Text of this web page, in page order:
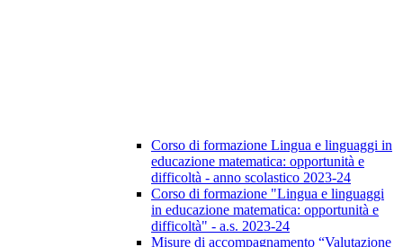
Corso di formazione Lingua e linguaggi in
educazione matematica: opportunità e
difficoltà - anno scolastico 2023-24
Corso di formazione "Lingua e linguaggi
in educazione matematica: opportunità e
difficoltà" - a.s. 2023-24
Misure di accompagnamento “Valutazione